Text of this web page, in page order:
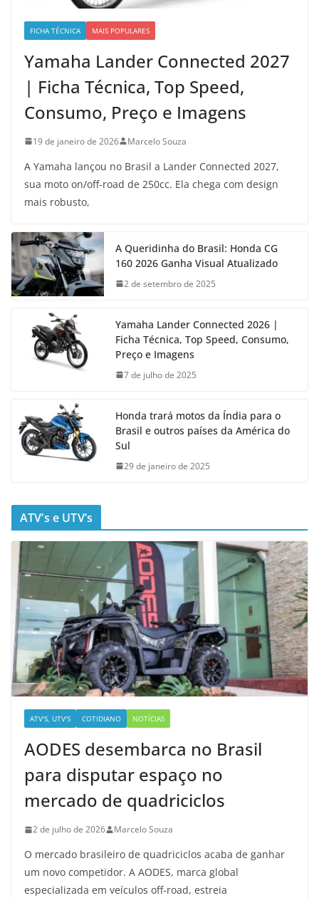
FICHA TÉCNICA MAIS POPULARES
Yamaha Lander Connected 2027
| Ficha Técnica, Top Speed,
Consumo, Preço e Imagens
19 de janeiro de 2026 Marcelo Souza
A Yamaha lançou no Brasil a Lander Connected 2027,
sua moto on/off-road de 250cc. Ela chega com design
mais robusto,
A Queridinha do Brasil: Honda CG
160 2026 Ganha Visual Atualizado
2 de setembro de 2025
Yamaha Lander Connected 2026 |
Ficha Técnica, Top Speed, Consumo,
Preço e Imagens
7 de julho de 2025
Honda trará motos da Índia para o
Brasil e outros países da América do
Sul
29 de janeiro de 2025
ATV’s e UTV’s
ATV'S, UTV'S COTIDIANO NOTÍCIAS
AODES desembarca no Brasil
para disputar espaço no
mercado de quadriciclos
2 de julho de 2026 Marcelo Souza
O mercado brasileiro de quadriciclos acaba de ganhar
um novo competidor. A AODES, marca global
especializada em veículos off-road, estreia